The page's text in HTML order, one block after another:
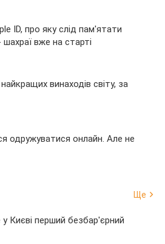
ID, про яку слід пам'ятати
вже на старті
винаходів світу, за
одружуватися онлайн. Але не
Ще
Києві перший безбар'єрний